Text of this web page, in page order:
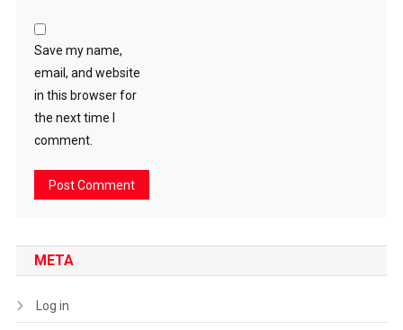
Save my name,
email, and website
in this browser for
the next time I
comment.
META
Log in